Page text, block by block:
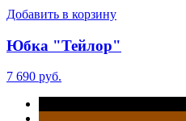
Добавить в корзину
Юбка "Тейлор"
7 690 руб.